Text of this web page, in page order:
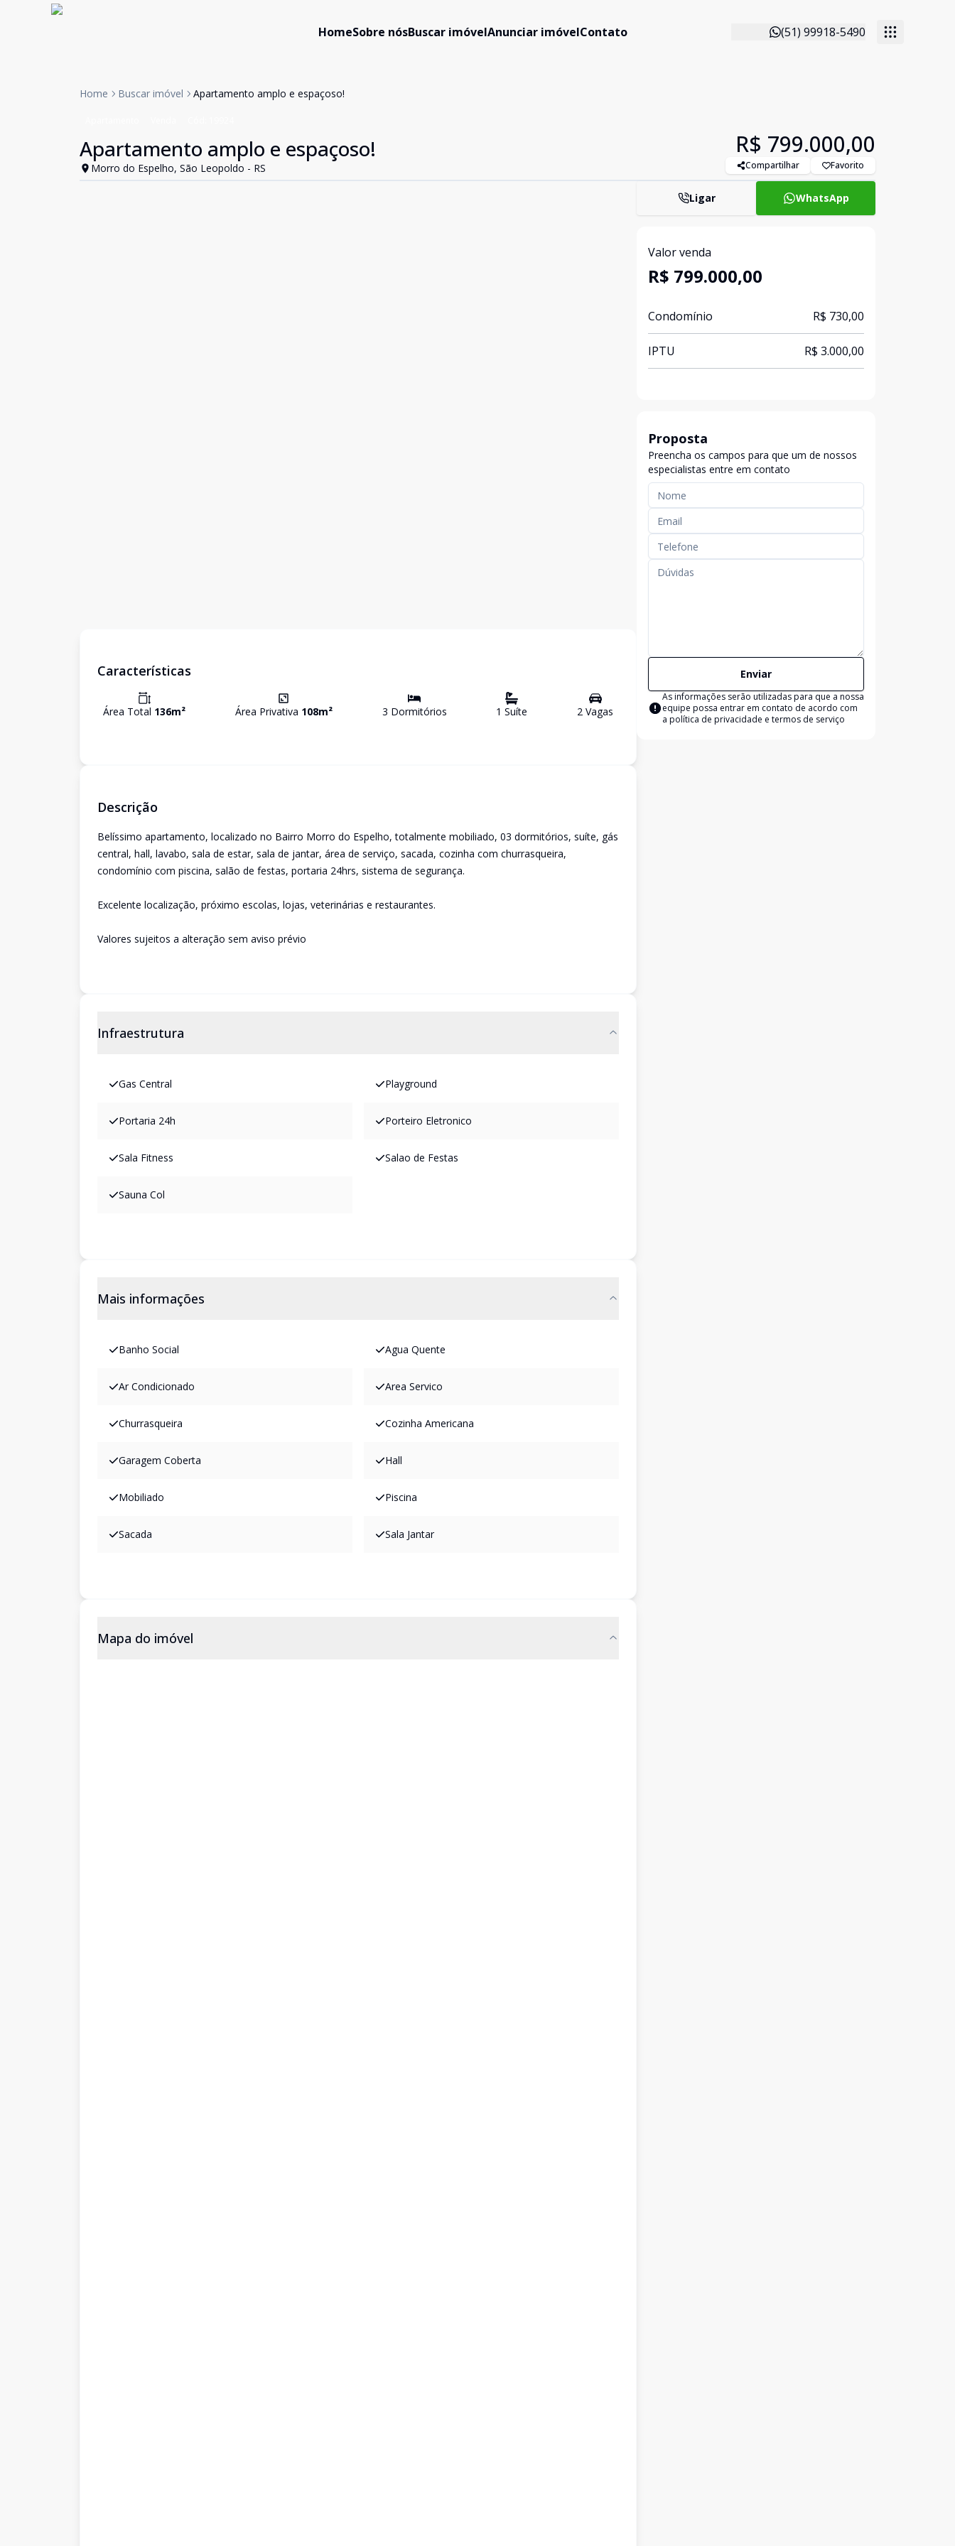
HomeSobre nósBuscar imóvelAnunciar imóvelContato (51) 99918-5490
Home Buscar imóvel Apartamento amplo e espaçoso!
Apartamento amplo e espaçoso!
Morro do Espelho, São Leopoldo - RS
R$ 799.000,00
Compartilhar Favorito
Características
Área Total 136m² Área Privativa 108m² 3 Dormitórios 1 Suíte 2 Vagas
Descrição
Belíssimo apartamento, localizado no Bairro Morro do Espelho, totalmente mobiliado, 03 dormitórios, suíte, gás
central, hall, lavabo, sala de estar, sala de jantar, área de serviço, sacada, cozinha com churrasqueira,
condomínio com piscina, salão de festas, portaria 24hrs, sistema de segurança.
Excelente localização, próximo escolas, lojas, veterinárias e restaurantes.
Valores sujeitos a alteração sem aviso prévio
Infraestrutura
Gas Central Playground
Portaria 24h Porteiro Eletronico
Sala Fitness Salao de Festas
Sauna Col
Mais informações
Banho Social Agua Quente
Ar Condicionado Area Servico
Churrasqueira Cozinha Americana
Garagem Coberta Hall
Mobiliado Piscina
Sacada Sala Jantar
Mapa do imóvel
Ligar WhatsApp
Valor venda
R$ 799.000,00
Condomínio R$ 730,00
IPTU R$ 3.000,00
Proposta
Preencha os campos para que um de nossos
especialistas entre em contato
Enviar
As informações serão utilizadas para que a nossa
equipe possa entrar em contato de acordo com
a política de privacidade e termos de serviço